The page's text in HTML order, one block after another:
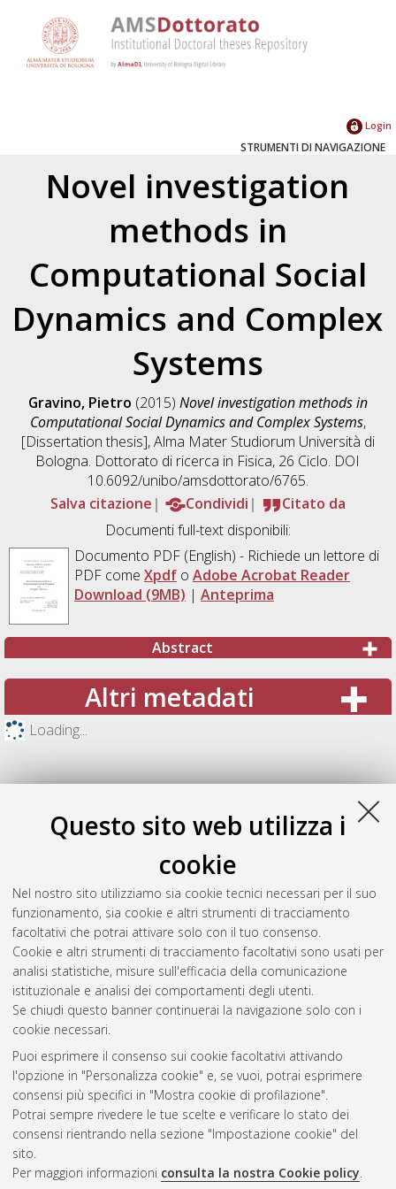
Questo sito web utilizza i
cookie
Nel nostro sito utilizziamo sia cookie tecnici necessari per il suo
funzionamento, sia cookie e altri strumenti di tracciamento
facoltativi che potrai attivare solo con il tuo consenso.
Cookie e altri strumenti di tracciamento facoltativi sono usati per
analisi statistiche, misure sull'efficacia della comunicazione
istituzionale e analisi dei comportamenti degli utenti.
Se chiudi questo banner continuerai la navigazione solo con i
cookie necessari.
Puoi esprimere il consenso sui cookie facoltativi attivando
l'opzione in "Personalizza cookie" e, se vuoi, potrai esprimere
consensi più specifici in "Mostra cookie di profilazione".
Potrai sempre rivedere le tue scelte e verificare lo stato dei
consensi rientrando nella sezione "Impostazione cookie" del
sito.
Per maggiori informazioni consulta la nostra Cookie policy.
Login
STRUMENTI DI NAVIGAZIONE
Novel investigation
methods in
Computational Social
Dynamics and Complex
Systems
Gravino, Pietro (2015) Novel investigation methods in
Computational Social Dynamics and Complex Systems,
[Dissertation thesis], Alma Mater Studiorum Università di
Bologna. Dottorato di ricerca in Fisica, 26 Ciclo. DOI
10.6092/unibo/amsdottorato/6765.
Salva citazione
Condividi
Citato da
Documenti full-text disponibili:
Documento PDF(English) - Richiede un lettore di
PDF come Xpdfo Adobe Acrobat Reader
Download (9MB) | Anteprima
Abstract
Altri metadati
Loading...
Gestione del documento:
Atom
Rss 1.0
Rss 2.0
ISSN: 2038-7946